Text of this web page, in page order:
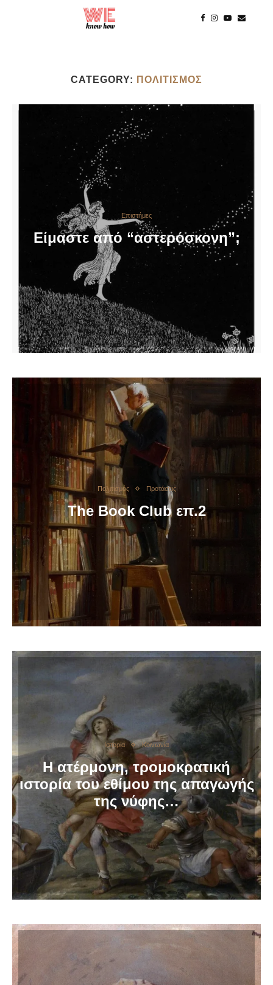
CATEGORY: ΠΟΛΙΤΙΣΜΌΣ
Επιστήμες
Είμαστε από “αστερόσκονη”;
Πολιτισμός Προτάσεις
The Book Club επ.2
Ιστορία Κοινωνία
Η ατέρμονη, τρομοκρατική
ιστορία του εθίμου της απαγωγής
της νύφης…